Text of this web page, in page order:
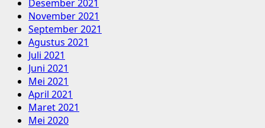
Desember 2021
November 2021
September 2021
Agustus 2021
Juli 2021
Juni 2021
Mei 2021
April 2021
Maret 2021
Mei 2020